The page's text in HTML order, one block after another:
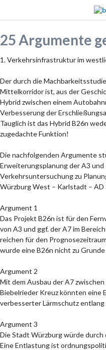
25 Argumente
1. Verkehrsinfrastruktur im
Der durch die
Mittelkorridor ist, aus der
Hybrid zwischen einem
Verbesserung der
Tauglich ist das Hybrid B26n
zugedachte Funktion!
Die nachfolgenden Argumente
Erweiterungsplanung der A3 und
Verkehrsuntersuchung zu
Würzburg West – Karlstadt – AD
Argument 1
Das Projekt B26n ist für den
von A3 und ggf. der A7 im
reichen für den
wurde eine B26n nicht zu
Argument 2
Mit dem Ausbau der A7
Biebelrieder Kreuz könnten eine
verbesserter Lärmschutz
Argument 3
Die Stadt Würzburg würde
Eine Entlastung ist